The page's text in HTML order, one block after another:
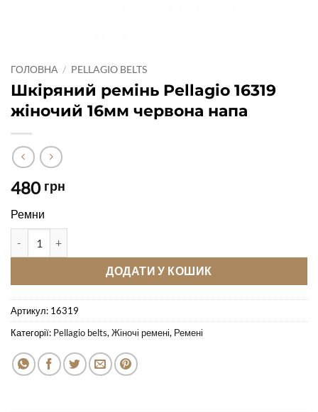
ГОЛОВНА / PELLAGIO BELTS
Шкіряний ремінь Pellagio 16319
жіночий 16мм червона напа
480 грн
Ремни
ДОДАТИ У КОШИК
Артикул: 16319
Категорії: Pellagio belts,Жіночі ремені, Ремені